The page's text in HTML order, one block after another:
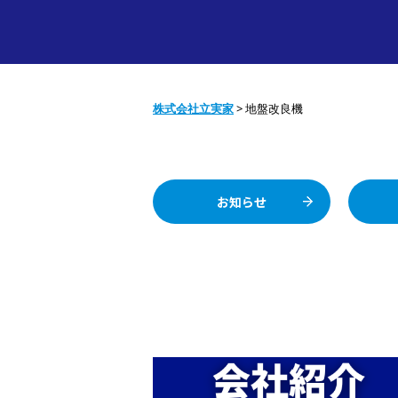
株式会社立実家>地盤改良機
お知らせ